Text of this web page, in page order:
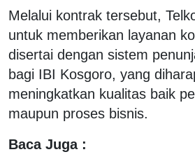
Melalui kontrak tersebut,
untuk memberikan layanan
disertai dengan sistem
bagi IBI Kosgoro, yang
meningkatkan kualitas baik
maupun proses bisnis.
Baca Juga :